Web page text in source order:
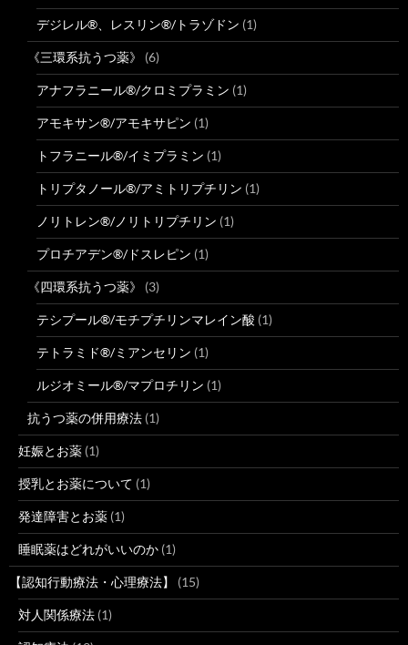
デジレル®、レスリン®/トラゾドン (1)
《三環系抗うつ薬》 (6)
アナフラニール®/クロミプラミン (1)
アモキサン®/アモキサピン (1)
トフラニール®/イミプラミン (1)
トリプタノール®/アミトリプチリン (1)
ノリトレン®/ノリトリプチリン (1)
プロチアデン®/ドスレピン (1)
《四環系抗うつ薬》 (3)
テシプール®/モチプチリンマレイン酸 (1)
テトラミド®/ミアンセリン (1)
ルジオミール®/マプロチリン (1)
抗うつ薬の併用療法 (1)
妊娠とお薬 (1)
授乳とお薬について (1)
発達障害とお薬 (1)
睡眠薬はどれがいいのか (1)
【認知行動療法・心理療法】 (15)
対人関係療法 (1)